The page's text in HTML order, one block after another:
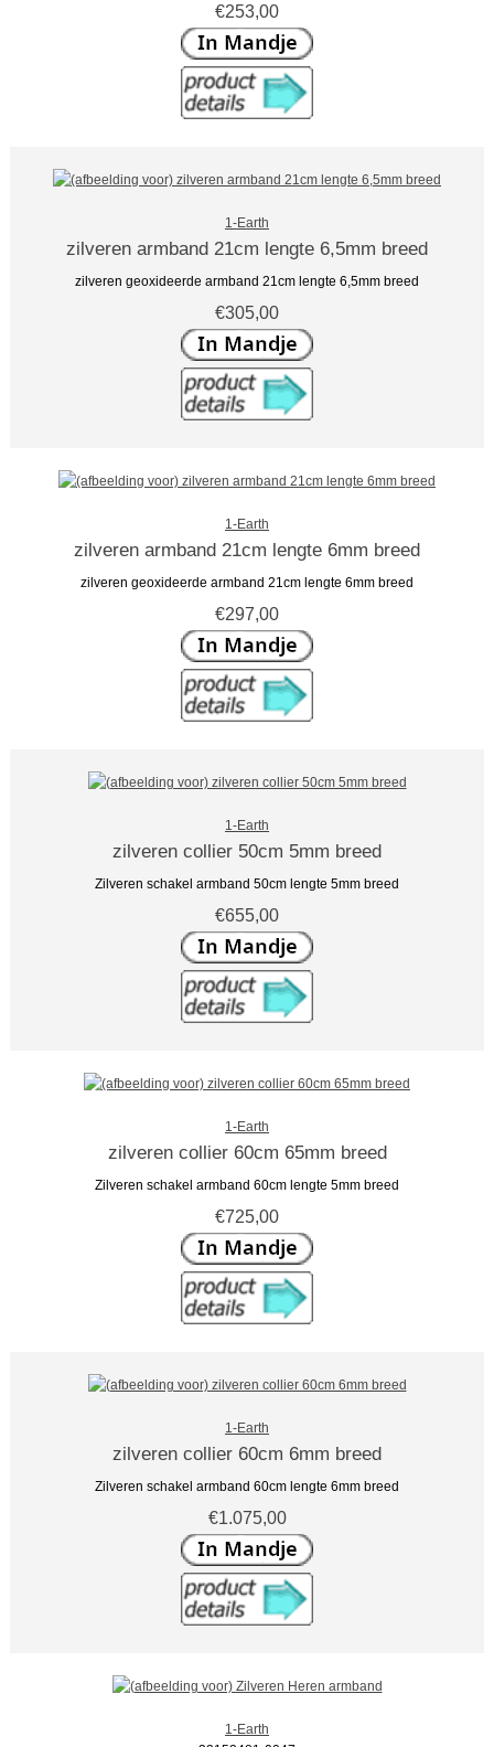
€253,00
1-Earth
zilveren armband 21cm lengte 6,5mm breed
zilveren geoxideerde armband 21cm lengte 6,5mm breed
€305,00
1-Earth
zilveren armband 21cm lengte 6mm breed
zilveren geoxideerde armband 21cm lengte 6mm breed
€297,00
1-Earth
zilveren collier 50cm 5mm breed
Zilveren schakel armband 50cm lengte 5mm breed
€655,00
1-Earth
zilveren collier 60cm 65mm breed
Zilveren schakel armband 60cm lengte 5mm breed
€725,00
1-Earth
zilveren collier 60cm 6mm breed
Zilveren schakel armband 60cm lengte 6mm breed
€1.075,00
1-Earth